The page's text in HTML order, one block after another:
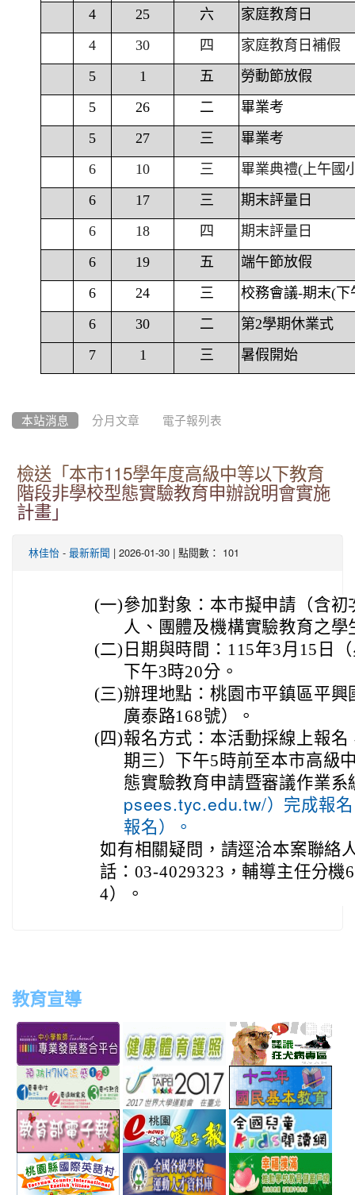
4
25 六
家庭教育日
4
30 四
家庭教育日補假
5
1 五
勞動節放假
5
26 二
畢業考
5
27 三
畢業考
6
10 三
畢業典禮(上午國
6
17 三
期末評量日
6
18 四
期末評量日
6
19 五
端午節放假
6
24 三
校務會議-期末(下
6
30 二
第2學期休業式
7
1 三 暑假開始
本站消息 分月文章 電子報列表
檢送「本市115學年度高級中等以下教育
階段非學校型態實驗教育申辦說明會實施
計畫」
林佳怡 - 最新新聞 | 2026-01-30 | 點閱數： 101
(一)參加對象：本市擬申請（含
人、團體及機構實驗教育之
(二) 日期與時間：115年3月15日
下午3時20分。
(三)辦理地點：桃園市平鎮區平
廣泰路168號）。
(四)報名方式：本活動採線上報
期三）下午5時前至本市高級
態實驗教育申請暨審議作業系
psees.tyc.edu.tw/）完成報
報名）。
如有相關疑問，請逕洽本案聯絡
話：03-4029323，輔導主任分機
4）。
教育宣導
to
http://teachernet.moe.edu.tw/MAIN/index.aspx
link
to
https://airtw.epa.gov.tw/
link
to
http://
link
link
to
http://www.perdc.ntnu.edu.tw/anti-
flu/catalog.php?
MainCatalogID=2
link
http://
link
to
http://epaper.edu.tw/
link
to
http://163.30.192.132/
link
to
link
to
to